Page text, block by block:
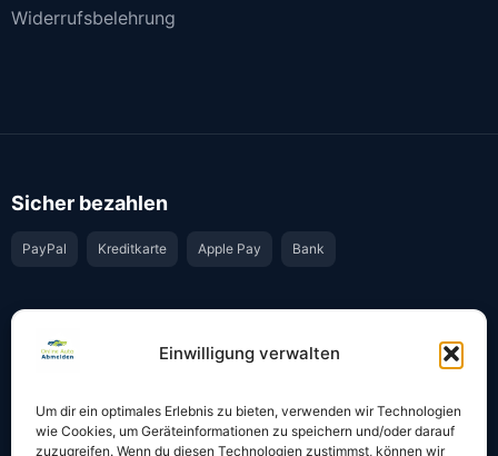
Einwilligung verwalten
Um dir ein optimales Erlebnis zu bieten, verwenden wir Technologien
wie Cookies, um Geräteinformationen zu speichern und/oder darauf
zuzugreifen. Wenn du diesen Technologien zustimmst, können wir
Widerrufsbelehrung
Sicher bezahlen
PayPal Kreditkarte Apple Pay Bank
Bestätigung per E-Mail Support per WhatsApp